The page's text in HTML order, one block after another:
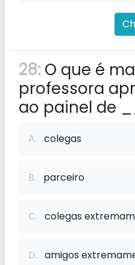
28: O que é
professora
ao painel de
A. colegas
B. parceiro
C. colegas
D. amigos